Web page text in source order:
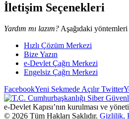
İletişim Seçenekleri
Yardım mı lazım? Aşağıdaki
Hızlı Çözüm Merkezi
Bize Yazın
e-Devlet Çağrı Merkezi
Engelsiz Çağrı Merkezi
FacebookYeni Sekmede AçılırTwitter
e-Devlet Kapısı’nın kurulması ve
© 2026 Tüm Hakları Saklıdır. Gizlilik,